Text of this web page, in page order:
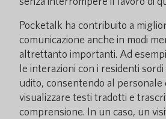
Pocketalk ha contribuito a
comunicazione anche in modi
altrettanto importanti. Ad
le interazioni con i residenti
udito, consentendo al personale
visualizzare testi tradotti e
comprensione. In un caso, un